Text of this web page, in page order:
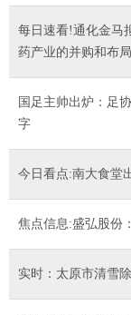
每日速看!通化金马
药产业的并购和布局
国足主帅出炉：足
字
今日看点:南大食堂
焦点信息:盛弘股份
实时：太原市清雪